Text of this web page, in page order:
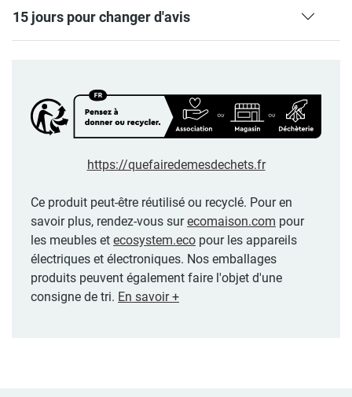
15 jours pour changer d'avis
https://quefairedemesdechets.fr
Ce produit peut-être réutilisé ou recyclé. Pour en
savoir plus, rendez-vous surecomaison.com pour
les meubles et ecosystem.eco pour les appareils
électriques et électroniques. Nos emballages
produits peuvent également faire l'objet d'une
consigne de tri. En savoir +